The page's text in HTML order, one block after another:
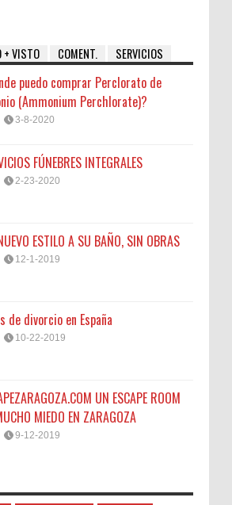
+ VISTO COMENT. SERVICIOS
puedo comprar Perclorato de
(Ammonium Perchlorate)?
3-8-2020
FÚNEBRES INTEGRALES
2-23-2020
ESTILO A SU BAÑO, SIN OBRAS
12-1-2019
de divorcio en España
10-22-2019
UN ESCAPE ROOM
MIEDO EN ZARAGOZA
9-12-2019
: